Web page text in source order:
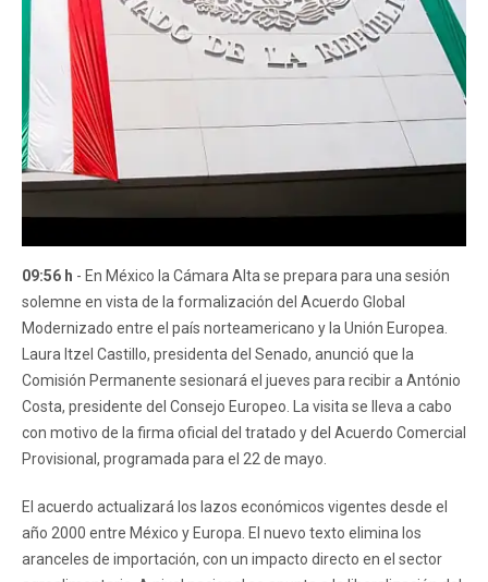
09:56 h - En México la Cámara Alta se prepara para una sesión
solemne en vista de la formalización del Acuerdo Global
Modernizado entre el país norteamericano y la Unión Europea.
Laura Itzel Castillo, presidenta del Senado, anunció que la
Comisión Permanente sesionará el jueves para recibir a António
Costa, presidente del Consejo Europeo. La visita se lleva a cabo
con motivo de la firma oficial del tratado y del Acuerdo Comercial
Provisional, programada para el 22 de mayo.
El acuerdo actualizará los lazos económicos vigentes desde el
año 2000 entre México y Europa. El nuevo texto elimina los
aranceles de importación, con un impacto directo en el sector